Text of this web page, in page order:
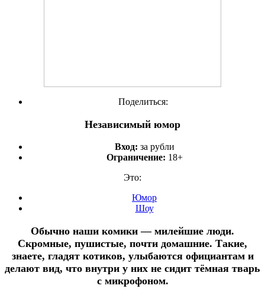
Поделиться:
Независимый юмор
Вход: за рубли
Ограничение: 18+
Это:
Юмор
Шоу
Обычно наши комики — милейшие люди.
Скромные, пушистые, почти домашние. Такие,
знаете, гладят котиков, улыбаются официантам и
делают вид, что внутри у них не сидит тёмная тварь
с микрофоном.